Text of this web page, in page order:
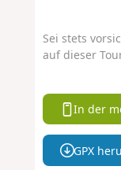
Sei stets
auf dieser
In der
GPX